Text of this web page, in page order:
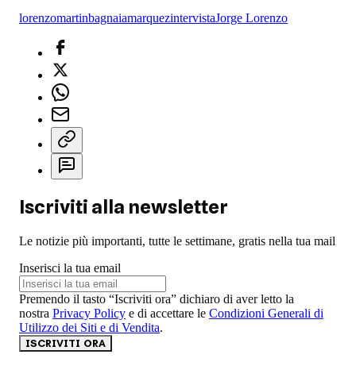
lorenzomartinbagnaiamarquezintervistaJorge Lorenzo
Iscriviti alla newsletter
Le notizie più importanti, tutte le settimane, gratis nella tua mail
Inserisci la tua email
Premendo il tasto “Iscriviti ora” dichiaro di aver letto la
nostra Privacy Policy e di accettare le Condizioni Generali di
Utilizzo dei Siti e di Vendita.
ISCRIVITI ORA